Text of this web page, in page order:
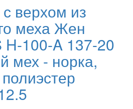
верхом из
меха Жен
H-100-A 137-20
мех - норка,